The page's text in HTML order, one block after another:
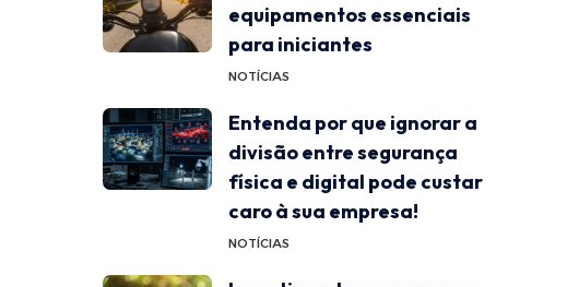
equipamentos essenciais
para iniciantes
NOTÍCIAS
Entenda por que ignorar a
divisão entre segurança
física e digital pode custar
caro à sua empresa!
NOTÍCIAS